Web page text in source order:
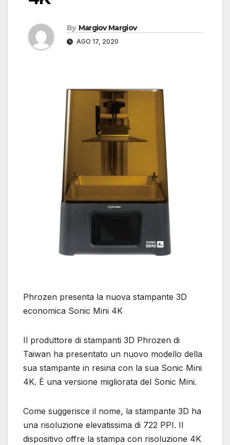
By Margiov Margiov
AGO 17, 2020
Phrozen presenta la nuova stampante 3D
economica Sonic Mini 4K
Il produttore di stampanti 3D Phrozen di
Taiwan ha presentato un nuovo modello della
sua stampante in resina con la sua Sonic Mini
4K. È una versione migliorata del Sonic Mini.
Come suggerisce il nome, la stampante 3D ha
una risoluzione elevatissima di 722 PPI. Il
dispositivo offre la stampa con risoluzione 4K